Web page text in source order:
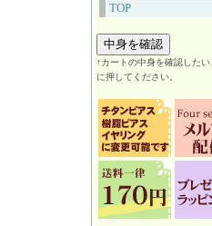
TOP
↑カートの中身を確認したい
に押してください。